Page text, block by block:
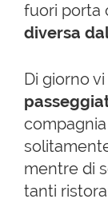
fuori porta
diversa
Di giorno
mentre di
tanti